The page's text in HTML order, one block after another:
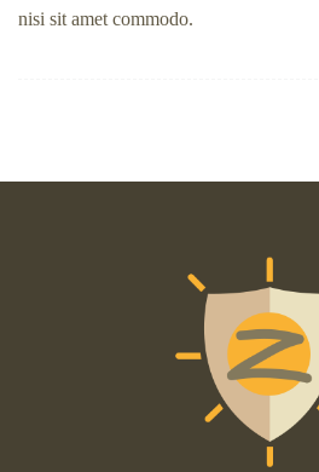
nisi sit amet commodo.